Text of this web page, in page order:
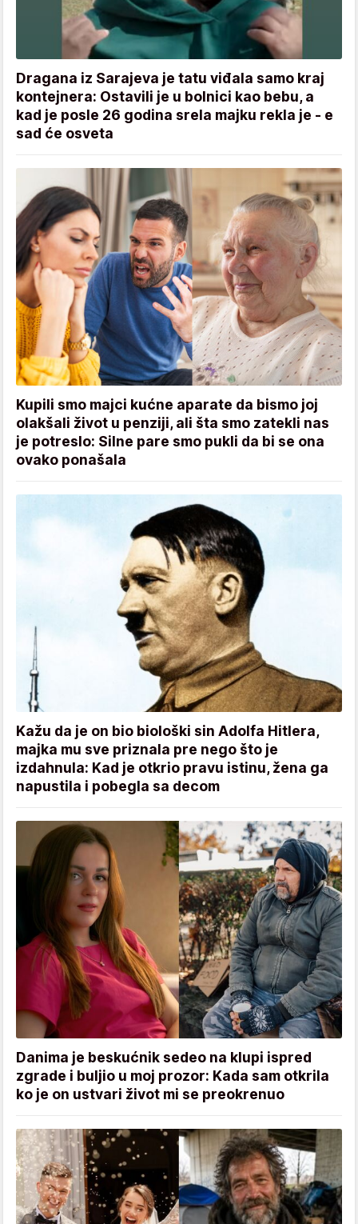
Dragana iz Sarajeva je tatu viđala samo kraj
kontejnera: Ostavili je u bolnici kao bebu, a
kad je posle 26 godina srela majku rekla je - e
sad će osveta
Kupili smo majci kućne aparate da bismo joj
olakšali život u penziji, ali šta smo zatekli nas
je potreslo: Silne pare smo pukli da bi se ona
ovako ponašala
Kažu da je on bio biološki sin Adolfa Hitlera,
majka mu sve priznala pre nego što je
izdahnula: Kad je otkrio pravu istinu, žena ga
napustila i pobegla sa decom
Danima je beskućnik sedeo na klupi ispred
zgrade i buljio u moj prozor: Kada sam otkrila
ko je on ustvari život mi se preokrenuo